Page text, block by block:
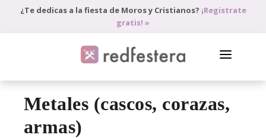
¿Te dedicas a la fiesta de Moros y Cristianos? ¡Registrate
gratis! »
PEDIR PRESUPUESTO
Metales (cascos, corazas,
armas)